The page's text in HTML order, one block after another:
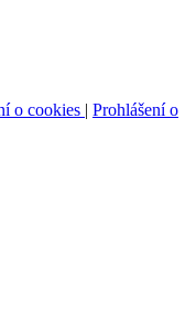
o cookies | Prohlášení o